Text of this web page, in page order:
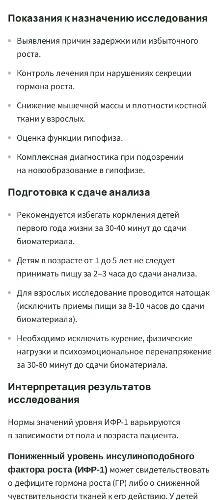
Показания к назначению исследования
Выявления причин задержки или избыточного
роста.
Контроль лечения при нарушениях секреции
гормона роста.
Снижение мышечной массы и плотности костной
ткани у взрослых.
Оценка функции гипофиза.
Комплексная диагностика при подозрении
на новообразование в гипофизе.
Подготовка к сдаче анализа
Рекомендуется избегать кормления детей
первого года жизни за 30-40 минут до сдачи
биоматериала.
Детям в возрасте от 1 до 5 лет не следует
принимать пищу за 2–3 часа до сдачи анализа.
Для взрослых исследование проводится натощак
(исключить приемы пищи за 8-10 часов до сдачи
биоматериала).
Необходимо исключить курение, физические
нагрузки и психоэмоциональное перенапряжение
за 30-60 минут до сдачи биоматериала.
Интерпретация результатов
исследования
Нормы значений уровня ИФР‑1 варьируются
в зависимости от пола и возраста пациента.
Пониженный уровень инсулиноподобного
фактора роста (ИФР‑1) может свидетельствовать
о дефиците гормона роста (ГР) либо о сниженной
чувствительности тканей к его действию. У детей